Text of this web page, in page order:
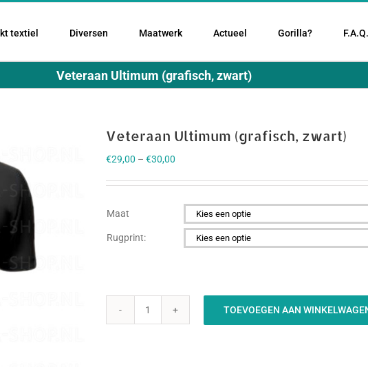
textiel Diversen Maatwerk Actueel Gorilla? F.A.Q.
Veteraan Ultimum (grafisch, zwart)
Veteraan Ultimum (grafisch, zwart)
€29,00 – €30,00
Maat

Rugprint:
Veteraan
TOEVOEGEN AAN